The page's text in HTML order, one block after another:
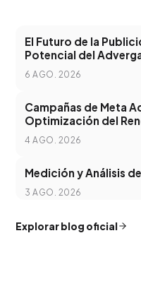
El Futuro de la
Potencial del
Programática
6 AGO. 2026
Campañas de Meta
Optimización del
4 AGO. 2026
Medición y Análisis
3 AGO. 2026
Explorar blog oficial